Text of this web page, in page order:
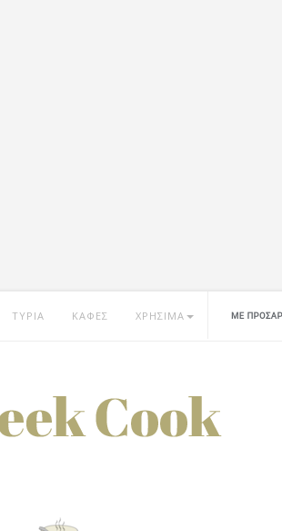
ΤΥΡΙΑ ΚΑΦΕΣ ΧΡΗΣΙΜΑ